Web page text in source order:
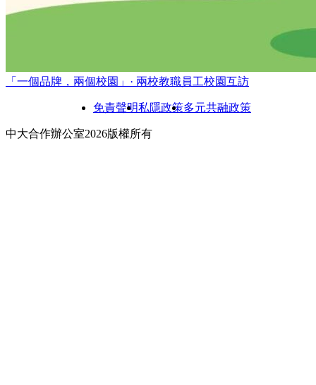
「一個品牌，兩個校園」· 兩校教職員工校園互訪
免責聲明私隱政策多元共融政策
中大合作辦公室2026版權所有